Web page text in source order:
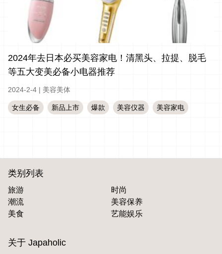
2024年去日本必买美容家电！清黑头、拉提、脱毛
等五大变美必备小电器推荐
2024-2-4 | 美容美体
女生必备 新品上市 爆款 美容仪器 美容家电
类别列表
旅游
时尚
潮流
美容保养
美食
艺能娱乐
关于 Japaholic